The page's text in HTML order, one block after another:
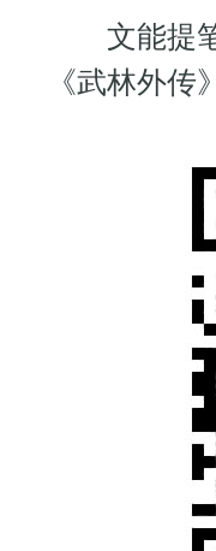
文能提笔
《武林外传